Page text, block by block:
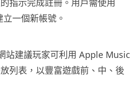
指示完成註冊。用戶需使用
一個新帳號。
站建議玩家可利用 Apple Music
列表，以豐富遊戲前、中、後